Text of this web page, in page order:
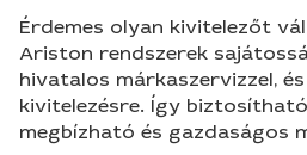
Érdemes olyan kivitelezőt
Ariston rendszerek
hivatalos márkaszervizzel,
kivitelezésre. Így
megbízható és gazdaságos